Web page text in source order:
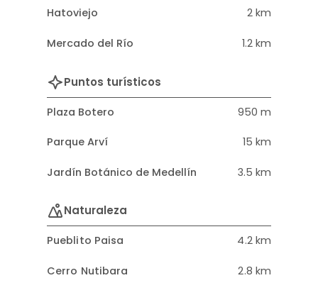
Hatoviejo 2 km
Mercado del Río 1.2 km
Puntos turísticos
Plaza Botero 950 m
Parque Arví 15 km
Jardín Botánico de Medellín 3.5 km
Naturaleza
Pueblito Paisa 4.2 km
Cerro Nutibara 2.8 km